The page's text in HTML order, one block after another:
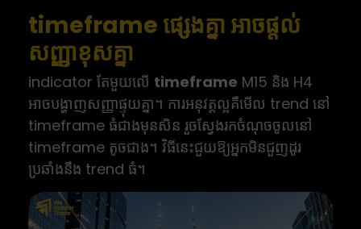
timeframe ផ្សេងគ្នា អាចផ្តល់
សញ្ញាខុសគ្នា
indicator តែមួយលើ timeframe M15 និង H4
អាចបង្ហាញសញ្ញាផ្ទុយគ្នា។ ការអនុវត្តល្អគឺមើល trend នៅ
timeframe ធំជាងមុនសិន រួចស្វែងរកចំណុចចូលនៅ
timeframe តូចជាង។ វិធីនេះជួយឱ្យអ្នកមិនជួញដូរ
ប្រឆាំងនឹង trend ធំ។